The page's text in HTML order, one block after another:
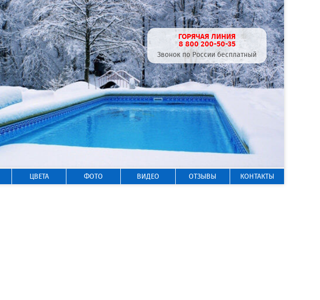
ГОРЯЧАЯ ЛИНИЯ
8 800 200-50-35
Звонок по России бесплатный
ЦВЕТА ФОТО ВИДЕО ОТЗЫВЫ КОНТАКТЫ